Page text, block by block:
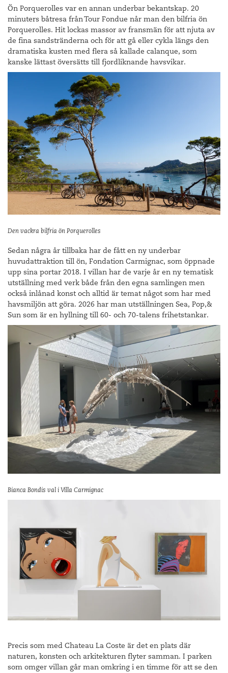
Ön Porquerolles var en annan underbar bekantskap. 20
minuters båtresa från Tour Fondue når man den bilfria ön
Porquerolles. Hit lockas massor av fransmän för att njuta av
de fina sandstränderna och för att gå eller cykla längs den
dramatiska kusten med flera så kallade calanque, som
kanske lättast översätts till fjordliknande havsvikar.
Den vackra bilfria ön Porquerolles
Sedan några år tillbaka har de fått en ny underbar
huvudattraktion till ön, Fondation Carmignac, som öppnade
upp sina portar 2018. I villan har de varje år en ny tematisk
utställning med verk både från den egna samlingen men
också inlånad konst och alltid är temat något som har med
havsmiljön att göra. 2026 har man utställningen Sea, Pop,&
Sun som är en hyllning till 60- och 70-talens frihetstankar.
Bianca Bondis val i Villa Carmignac
Precis som med Chateau La Coste är det en plats där
naturen, konsten och arkitekturen flyter samman. I parken
som omger villan går man omkring i en timme för att se den